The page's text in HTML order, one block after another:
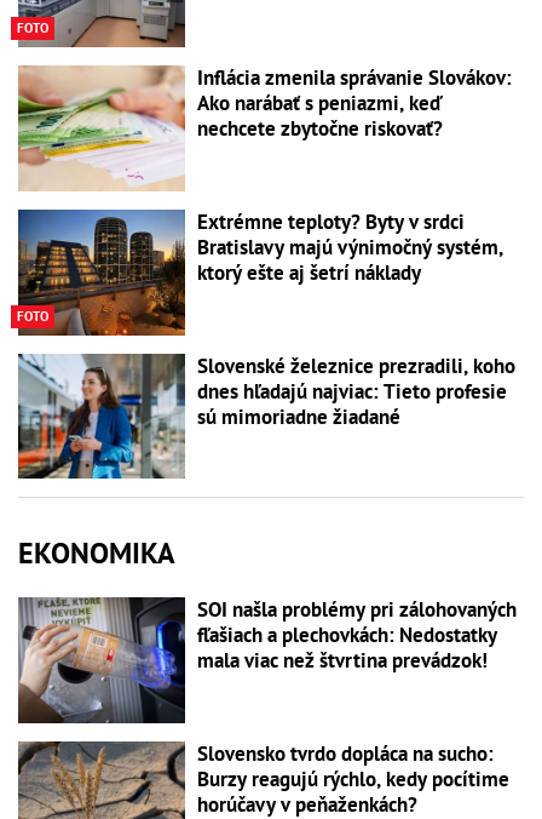
FOTO
Inflácia zmenila správanie Slovákov:
Ako narábať s peniazmi, keď
nechcete zbytočne riskovať?
FOTO
Extrémne teploty? Byty v srdci
Bratislavy majú výnimočný systém,
ktorý ešte aj šetrí náklady
Slovenské železnice prezradili, koho
dnes hľadajú najviac: Tieto profesie
sú mimoriadne žiadané
EKONOMIKA
SOI našla problémy pri zálohovaných
fľašiach a plechovkách: Nedostatky
mala viac než štvrtina prevádzok!
Slovensko tvrdo dopláca na sucho:
Burzy reagujú rýchlo, kedy pocítime
horúčavy v peňaženkách?